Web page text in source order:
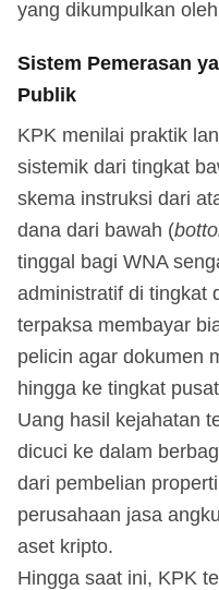
yang dikumpulkan
Sistem Pemerasan
Publik
KPK menilai praktik
sistemik dari tingkat
skema instruksi dari
dana dari bawah (
tinggal bagi WNA
administratif di tingkat
terpaksa membayar
pelicin agar dokumen
hingga ke tingkat
Uang hasil kejahatan
dicuci ke dalam
dari pembelian
perusahaan jasa
aset kripto.
Hingga saat ini, KPK